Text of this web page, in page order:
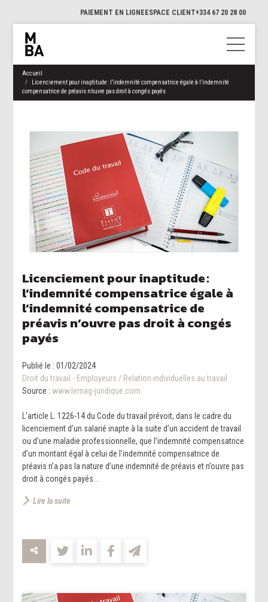
PAIEMENT EN LIGNEESPACE CLIENT+334 67 20 28 00
Accueil
Licenciement pour inaptitude : l’indemnité compensatrice égale à l’indemnité
compensatrice de préavis n’ouvre pas droit à congés payés
Licenciement pour inaptitude :
l’indemnité compensatrice égale à
l’indemnité compensatrice de
préavis n’ouvre pas droit à congés
payés
Publié le :01/02/2024
Droit du travail - Employeurs / Relation individuelles au travail
Source : www.lemag-juridique.com
L’article L. 1226-14 du Code du travail prévoit, dans le cadre du
licenciement d’un salarié inapte à la suite d’un accident de travail
ou d’une maladie professionnelle, que l’indemnité compensatrice
d’un montant égal à celui de l’indemnité compensatrice de
préavis n’a pas la nature d’une indemnité de préavis et n’ouvre pas
droit à congés payés...
Lire la suite